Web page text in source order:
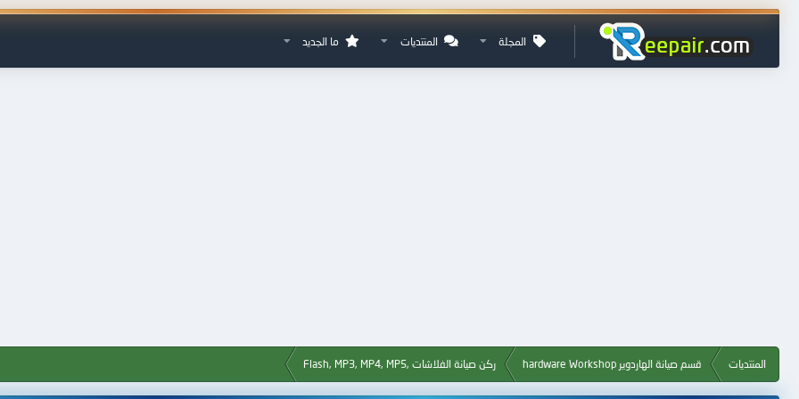
المجلة المنتديات ما الجديد
المنتديات قسم صيانة الهاردوير hardware Workshop ركن صيانة الفلاشات ,Flash, MP3, MP4, MP5